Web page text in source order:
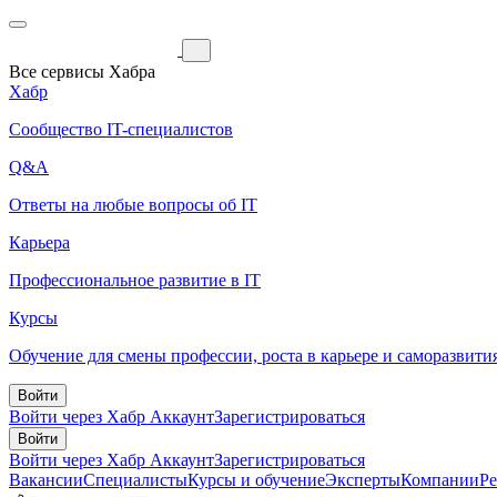
Все сервисы Хабра
Хабр
Сообщество IT-специалистов
Q&A
Ответы на любые вопросы об IT
Карьера
Профессиональное развитие в IT
Курсы
Обучение для смены профессии, роста в карьере и
Войти
Войти через Хабр АккаунтЗарегистрироваться
Войти
Войти через Хабр АккаунтЗарегистрироваться
ВакансииСпециалистыКурсы и обучениеЭкспертыКомпании